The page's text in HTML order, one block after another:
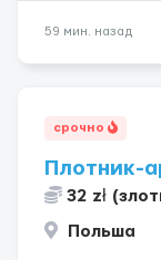
59 мин. назад
срочно
Плотник-
32 zł
Польша